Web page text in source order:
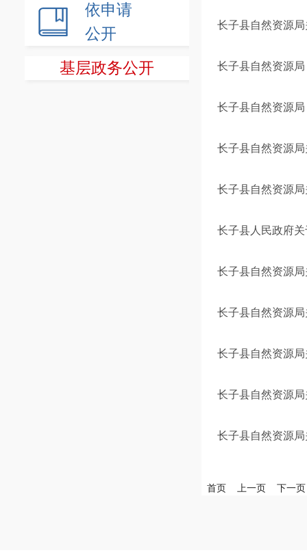
依申请
公开
基层政务公开
长子县自然资源
长子县自然资源
长子县自然资源
长子县自然资源
长子县自然资源
长子县人民政府
长子县自然资源
长子县自然资源
长子县自然资源
长子县自然资源
长子县自然资源
首页 上一页 下一